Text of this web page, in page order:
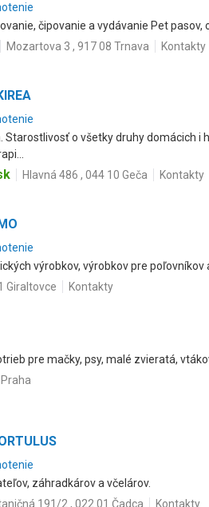
čipovanie a vydávanie Pet
Mozartova 3 , 917 08 Trnava Kontakty
Starostlivosť o všetky druhy domácich i
Hlavná 486 , 044 10 Geča Kontakty
výrobkov, výrobkov pre
Giraltovce
Kontakty
pre mačky, psy, malé zvieratá,
záhradkárov a včelárov.
191/2 , 022 01 Čadca Kontakty